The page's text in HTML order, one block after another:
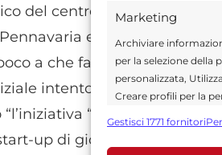
Marketing
Archiviare
per la selezione della
personalizzata,
Creare profili per la
Utilizzare dati limitati
Gestisci 1771 fornitori
del centro storico
e al viale
a che fare, addirittura si
intento di riportare la
“Sto a Ragusa”
up di giovani, si rileva